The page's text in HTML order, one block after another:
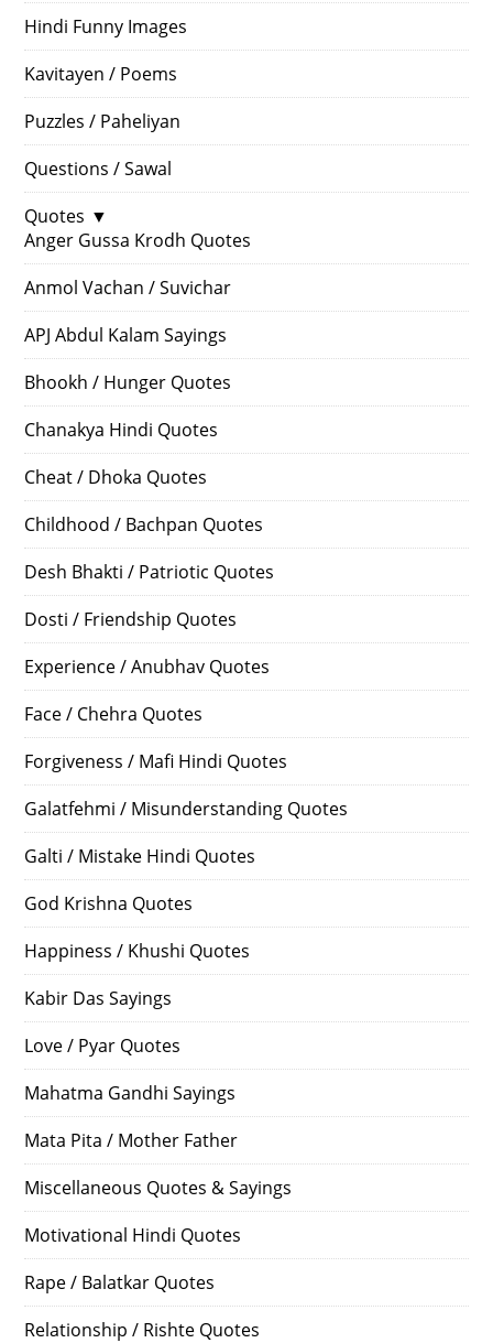
Hindi Funny Images
Kavitayen / Poems
Puzzles / Paheliyan
Questions / Sawal
Quotes ▼
Anger Gussa Krodh Quotes
Anmol Vachan / Suvichar
APJ Abdul Kalam Sayings
Bhookh / Hunger Quotes
Chanakya Hindi Quotes
Cheat / Dhoka Quotes
Childhood / Bachpan Quotes
Desh Bhakti / Patriotic Quotes
Dosti / Friendship Quotes
Experience / Anubhav Quotes
Face / Chehra Quotes
Forgiveness / Mafi Hindi Quotes
Galatfehmi / Misunderstanding Quotes
Galti / Mistake Hindi Quotes
God Krishna Quotes
Happiness / Khushi Quotes
Kabir Das Sayings
Love / Pyar Quotes
Mahatma Gandhi Sayings
Mata Pita / Mother Father
Miscellaneous Quotes & Sayings
Motivational Hindi Quotes
Rape / Balatkar Quotes
Relationship / Rishte Quotes